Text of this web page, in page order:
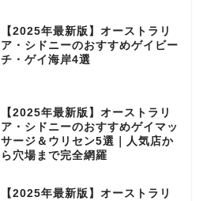
【2025年最新版】オーストラリ
ア・シドニーのおすすめゲイビー
チ・ゲイ海岸4選
【2025年最新版】オーストラリ
ア・シドニーのおすすめゲイマッ
サージ＆ウリセン5選｜人気店か
ら穴場まで完全網羅
【2025年最新版】オーストラリ